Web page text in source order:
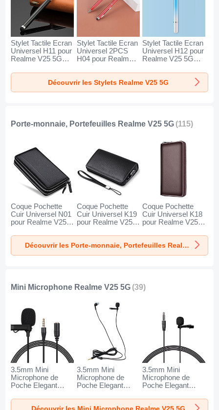
Stylet Tactile Ecran
Universel H11 pour
Realme V25 5G
Stylet Tactile Ecran
Universel 2PCS
H04 pour Realme
Stylet Tactile Ecran
Universel H12 pour
Realme V25 5G
Découvrir les Stylets Realme V25 5G
Porte-monnaie, Portefeuilles Realme V25 5G (115)
Coque Pochette
Cuir Universel N01
pour Realme V25
Coque Pochette
Cuir Universel K19
pour Realme V25
Coque Pochette
Cuir Universel K18
pour Realme V25
Découvrir les Porte-monnaie, Portefeuilles Realme V25 5G
Mini Microphone Realme V25 5G (39)
3.5mm Mini
Microphone de
Poche Elegant
Parleur K06 pour
3.5mm Mini
Microphone de
Poche Elegant
Parleur K05 pour
3.5mm Mini
Microphone de
Poche Elegant
Parleur K08 pour